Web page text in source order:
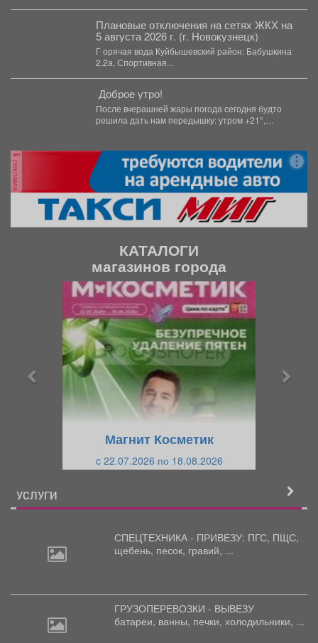
Плановые отключения на сетях ЖКХ на
5 августа 2026 г. (г. Новокузнецк)
Г орячая вода Куйбышевский район: Бабушкина
2,2а, Спортивная...
Доброе утро!
После вчерашней жары погода сегодня будто
решила дать нам передышку: утром +21°,
реклама
КАТАЛОГИ
магазинов города
Магнит Косметик
c 22.07.2026 по 18.08.2026
УСЛУГИ
СПЕЦТЕХНИКА - ПРИВЕЗУ: ПГС, ПЩС,
щебень, песок, гравий, ...
ГРУЗОПЕРЕВОЗКИ - ВЫВЕЗУ
батареи, ванны, печки, холодильники, ...